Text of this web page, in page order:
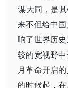
谋大同，是
来不但给中
响了世界历
较的宽视野
月革命开启
的时候起，